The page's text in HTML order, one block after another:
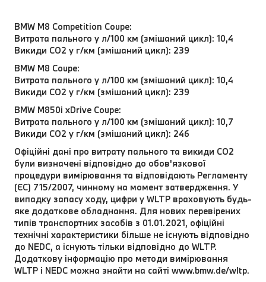
BMW M8 Competition Coupe:
Витрата пального у л/100 км (змішаний цикл): 10,4
Викиди CO2 у г/км (змішаний цикл): 239
BMW M8 Coupe:
Витрата пального у л/100 км (змішаний цикл): 10,4
Викиди CO2 у г/км (змішаний цикл): 239
BMW M850i xDrive Coupe:
Витрата пального у л/100 км (змішаний цикл): 10,7
Викиди CO2 у г/км (змішаний цикл): 246
Офіційні дані про витрату пального та викиди СО2
були визначені відповідно до обов'язкової
процедури вимірювання та відповідають Регламенту
(ЄС) 715/2007, чинному на момент затвердження. У
випадку запасу ходу, цифри у WLTP враховують будь-
яке додаткове обладнання. Для нових перевірених
типів транспортних засобів з 01.01.2021, офіційні
технічні характеристики більше не існують відповідно
до NEDC, а існують тільки відповідно до WLTP.
Додаткову інформацію про методи вимірювання
WLTP і NEDC можна знайти на сайті www.bmw.de/wltp.